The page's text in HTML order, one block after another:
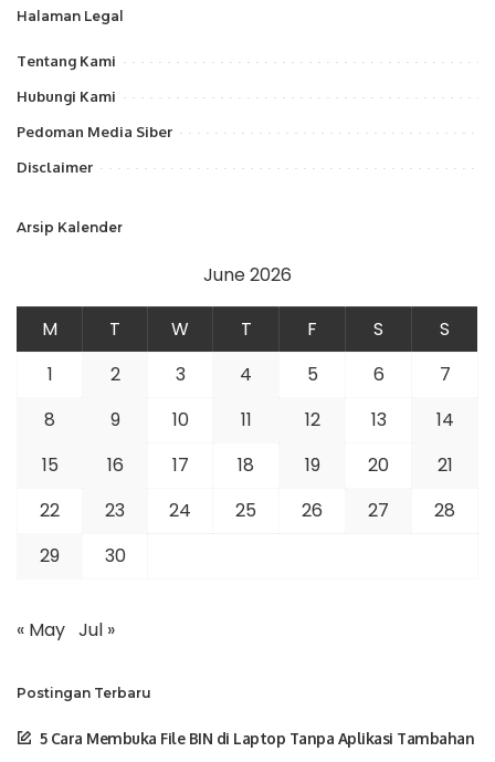
Halaman Legal
Tentang Kami
Hubungi Kami
Pedoman Media Siber
Disclaimer
Arsip Kalender
June 2026
M T W T F S
S
1
2 3 4 5 6
7
8
9 10 11 12 13
14
15
16 17 18 19 20
21
22
23 24 25 26 27
28
29
30
« May Jul »
Postingan Terbaru
5 Cara Membuka File BIN di Laptop Tanpa Aplikasi Tambahan